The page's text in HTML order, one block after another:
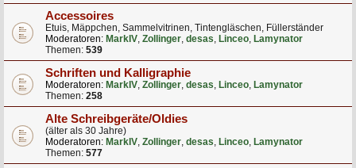
Accessoires
Etuis, Mäppchen, Sammelvitrinen, Tintengläschen, Füllerständer
Moderatoren: MarkIV, Zollinger, desas, Linceo, Lamynator
Themen: 539
Schriften und Kalligraphie
Moderatoren: MarkIV, Zollinger, desas, Linceo, Lamynator
Themen: 258
Alte Schreibgeräte/Oldies
(älter als 30 Jahre)
Moderatoren: MarkIV, Zollinger, desas, Linceo, Lamynator
Themen: 577